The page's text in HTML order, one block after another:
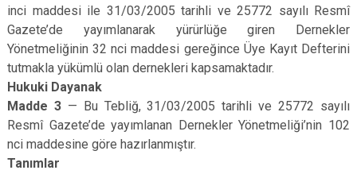
inci maddesi ile 31/03/2005 tarihli ve 25772 sayılı Resmî
Gazete’de yayımlanarak yürürlüğe giren Dernekler
Yönetmeliğinin 32 nci maddesi gereğince Üye Kayıt Defterini
tutmakla yükümlü olan dernekleri kapsamaktadır.
Hukuki Dayanak
Madde 3 — Bu Tebliğ, 31/03/2005 tarihli ve 25772 sayılı
Resmî Gazete’de yayımlanan Dernekler Yönetmeliği’nin 102
nci maddesine göre hazırlanmıştır.
Tanımlar